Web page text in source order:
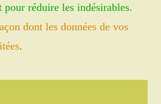
réduire les indésirables.
dont les données de vos
.